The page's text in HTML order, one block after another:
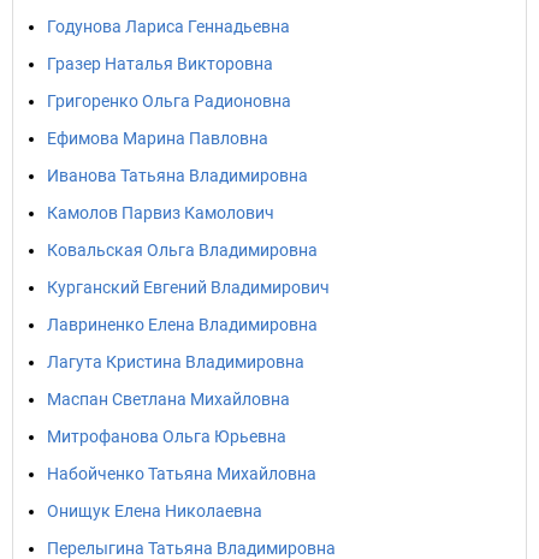
Годунова Лариса Геннадьевна
Гразер Наталья Викторовна
Григоренко Ольга Радионовна
Ефимова Марина Павловна
Иванова Татьяна Владимировна
Камолов Парвиз Камолович
Ковальская Ольга Владимировна
Курганский Евгений Владимирович
Лавриненко Елена Владимировна
Лагута Кристина Владимировна
Маспан Светлана Михайловна
Митрофанова Ольга Юрьевна
Набойченко Татьяна Михайловна
Онищук Елена Николаевна
Перелыгина Татьяна Владимировна